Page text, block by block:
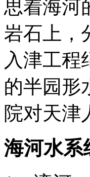
思着海河
岩石上，
入津工程
的半园形
院对天津
海河水系